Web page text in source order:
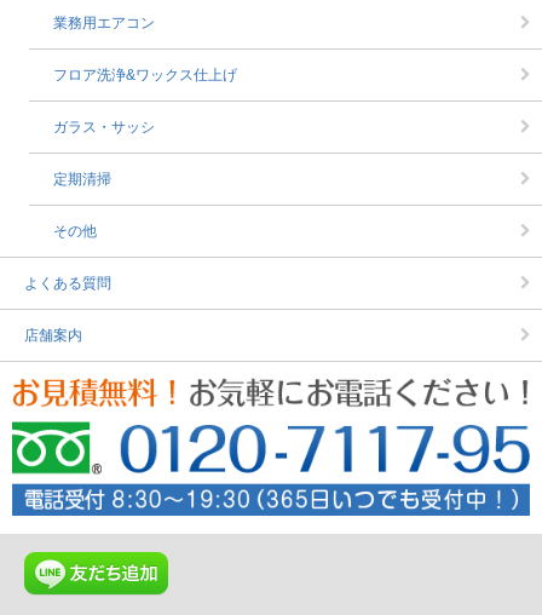
業務用エアコン
フロア洗浄&ワックス仕上げ
ガラス・サッシ
定期清掃
その他
よくある質問
店舗案内